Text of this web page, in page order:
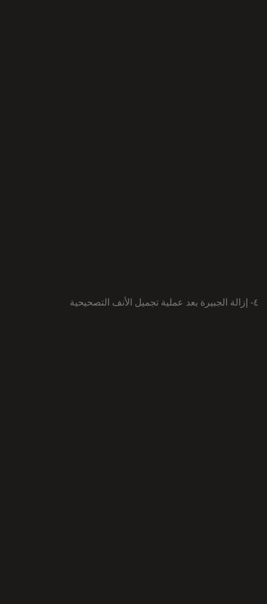
٤- إزالة الجبيرة بعد عملية تجميل الأنف التصحيحية